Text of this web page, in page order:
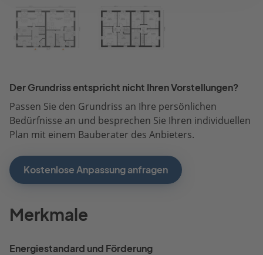
Der Grundriss entspricht nicht Ihren Vorstellungen?
Passen Sie den Grundriss an Ihre persönlichen
Bedürfnisse an und besprechen Sie Ihren individuellen
Plan mit einem Bauberater des Anbieters.
Kostenlose Anpassung anfragen
Merkmale
Energiestandard und Förderung